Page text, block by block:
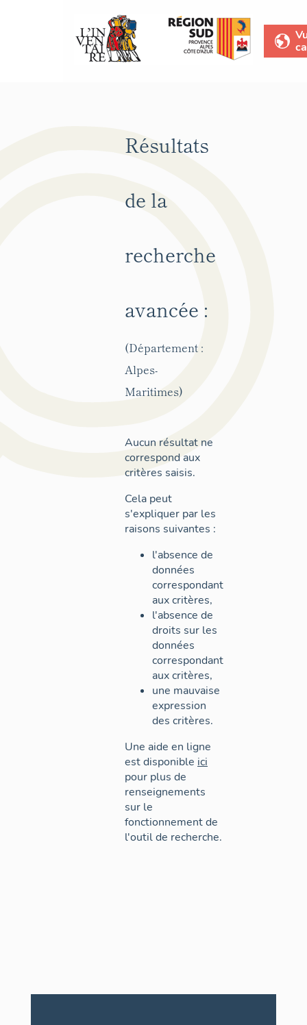
Résultats
de la
recherche
avancée :
(Département :
Alpes-
Maritimes)
Aucun résultat ne
correspond aux
critères saisis.
Cela peut
s'expliquer par les
raisons suivantes :
l'absence de
données
correspondant
aux critères,
l'absence de
droits sur les
données
correspondant
aux critères,
une mauvaise
expression
des critères.
Une aide en ligne
est disponible ici
pour plus de
renseignements
sur le
fonctionnement de
l'outil de recherche.